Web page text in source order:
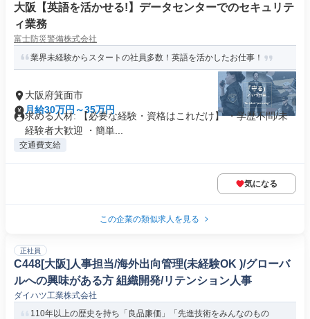
大阪【英語を活かせる!】データセンターでのセキュリテ
ィ業務
富士防災警備株式会社
業界未経験からスタートの社員多数！英語を活かしたお仕事！
大阪府箕面市
月給30万円～35万円
求める人材: 【必要な経験・資格はこれだけ】 ・学歴不問/未
経験者大歓迎 ・簡単...
交通費支給
気になる
この企業の類似求人を見る
正社員
C448[大阪]人事担当/海外出向管理(未経験OK )/グローバ
ルへの興味がある方 組織開発/リテンション人事
ダイハツ工業株式会社
110年以上の歴史を持ち「良品廉価」「先進技術をみんなのもの